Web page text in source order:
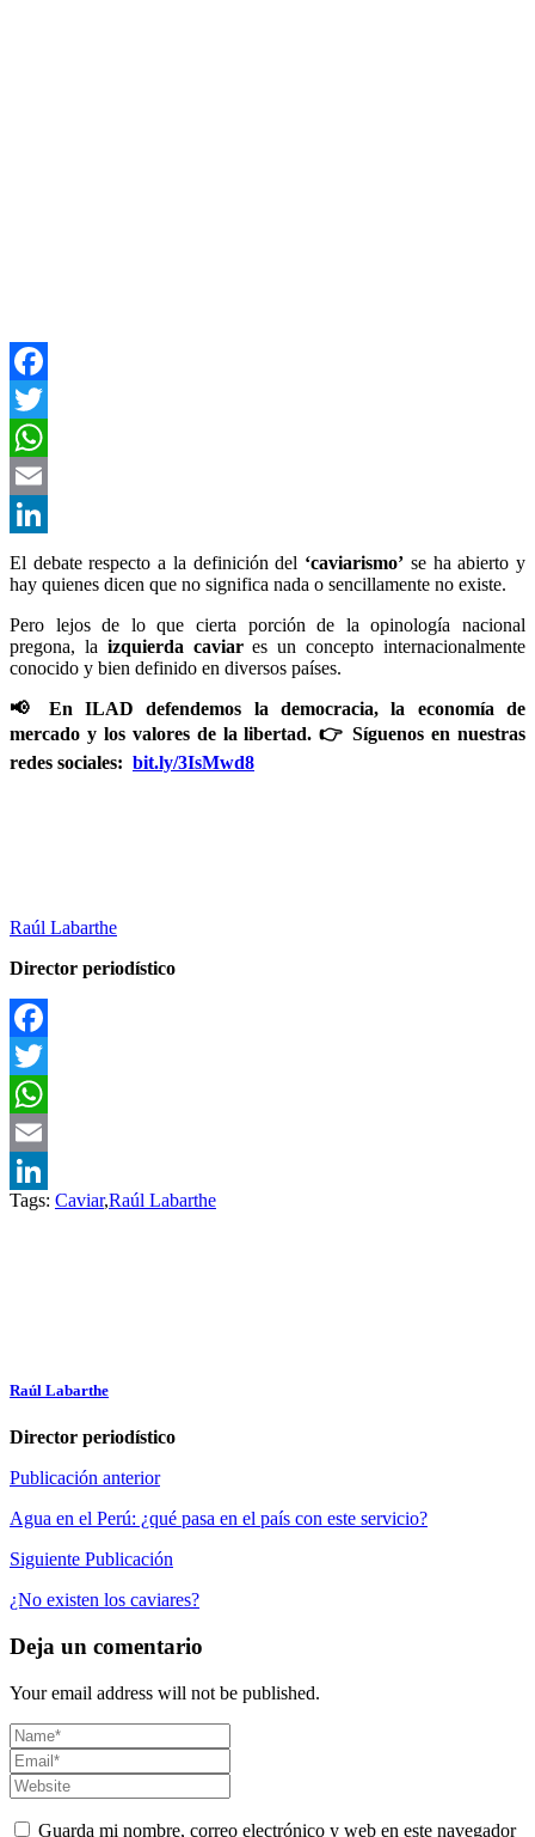
Facebook
Twitter
WhatsApp
Email
LinkedIn
El debate respecto a la definición del ‘caviarismo’ se ha abierto y
hay quienes dicen que no significa nada o sencillamente no existe.
Pero lejos de lo que cierta porción de la opinología nacional
pregona, la izquierda caviares un concepto internacionalmente
conocido y bien definido en diversos países.
📢 En ILAD defendemos la democracia, la economía de
mercado y los valores de la libertad. 👉 Síguenos en nuestras
redes sociales: bit.ly/3IsMwd8
Raúl Labarthe
Director periodístico
Facebook
Twitter
WhatsApp
Email
LinkedIn
Tags: Caviar,Raúl Labarthe
Raúl Labarthe
Director periodístico
Publicación anterior
Agua en el Perú: ¿qué pasa en el país con este servicio?
Siguiente Publicación
¿No existen los caviares?
Deja un comentario
Your email address will not be published.
Guarda mi nombre, correo electrónico y web en este navegador